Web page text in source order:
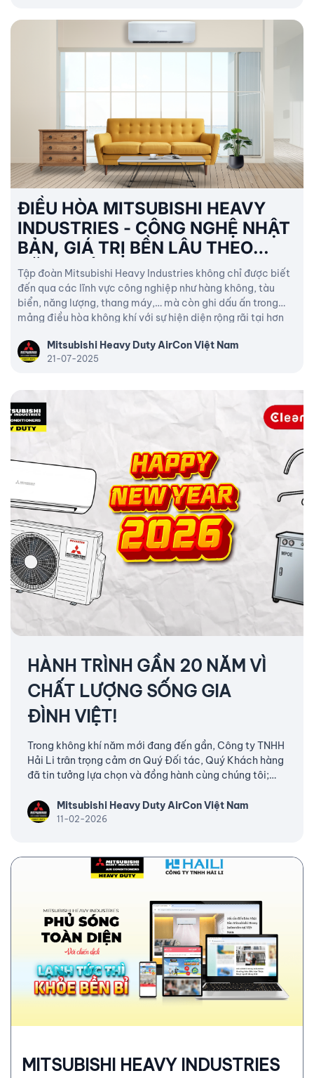
ĐIỀU HÒA MITSUBISHI HEAVY
INDUSTRIES - CÔNG NGHỆ NHẬT
BẢN, GIÁ TRỊ BỀN LÂU THEO
NĂM THÁNG!
Tập đoàn Mitsubishi Heavy Industries không chỉ được biết
đến qua các lĩnh vực công nghiệp như hàng không, tàu
biển, năng lượng, thang máy,… mà còn ghi dấu ấn trong
mảng điều hòa không khí với sự hiện diện rộng rãi tại hơn
Mitsubishi Heavy Duty AirCon Việt Nam
21-07-2025
HÀNH TRÌNH GẦN 20 NĂM VÌ
CHẤT LƯỢNG SỐNG GIA
ĐÌNH VIỆT!
Trong không khí năm mới đang đến gần, Công ty TNHH
Hải Li trân trọng cảm ơn Quý Đối tác, Quý Khách hàng
đã tin tưởng lựa chọn và đồng hành cùng chúng tôi;
đội ngũ nhân sự trong suốt thời gian qua.
Mitsubishi Heavy Duty AirCon Việt Nam
11-02-2026
MITSUBISHI HEAVY INDUSTRIES